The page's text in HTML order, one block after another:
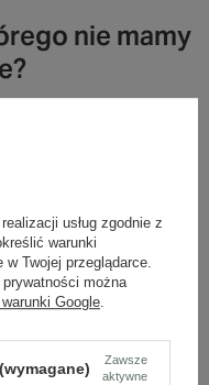
nie mamy
a chciałbyś kupić go w
formularza i
usług zgodnie z
warunki
Twojej przeglądarce.
można
Google.
Zawsze
aktywne